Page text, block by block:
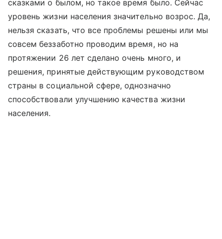
сказками о былом, но такое время было. Сейчас
уровень жизни населения значительно возрос. Да,
нельзя сказать, что все проблемы решены или мы
совсем беззаботно проводим время, но на
протяжении 26 лет сделано очень много, и
решения, принятые действующим руководством
страны в социальной сфере, однозначно
способствовали улучшению качества жизни
населения.